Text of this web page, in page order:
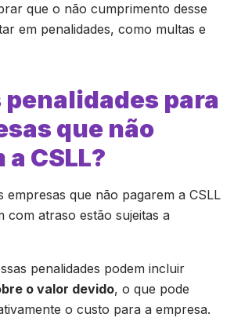
que o não cumprimento desse
em penalidades, como multas e
penalidades para
que não
CSLL?
empresas que não pagarem a CSLL
com atraso estão sujeitas a
penalidades podem incluir
o valor devido, o que pode
o custo para a empresa.